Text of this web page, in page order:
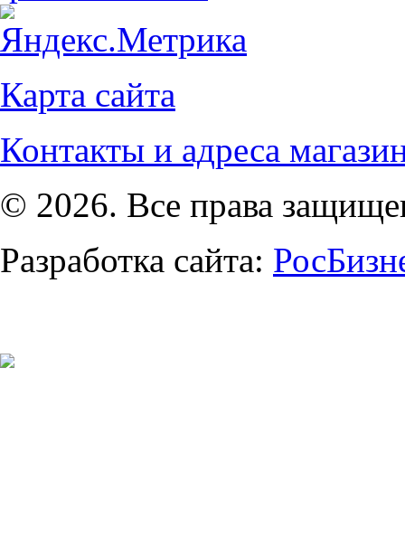
Карта сайта
Контакты и адреса
© 2026. Все права
Разработка сайта: